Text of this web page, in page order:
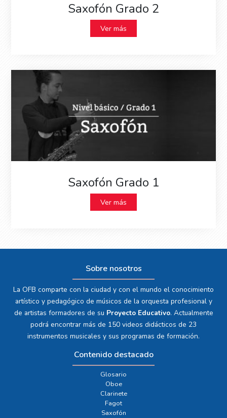
Saxofón Grado 2
Ver más
Saxofón Grado 1
Ver más
Sobre nosotros
La OFB comparte con la ciudad y con el mundo el conocimiento
artístico y pedagógico de músicos de la orquesta profesional y
de artistas formadores de su Proyecto Educativo. Actualmente
podrá encontrar más de 150 videos didácticos de 23
instrumentos musicales y sus programas de formación.
Contenido destacado
Glosario
Oboe
Clarinete
Fagot
Saxofón